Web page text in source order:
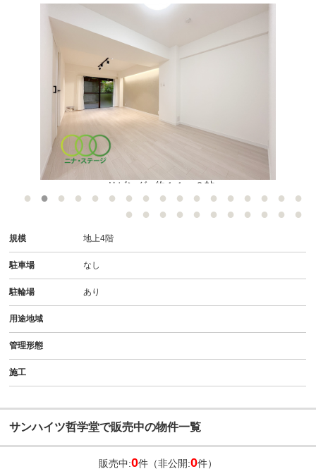
●リビング● 約１１．０帖
規模 地上4階
駐車場 なし
駐輪場 あり
用途地域
管理形態
施工
サンハイツ哲学堂で販売中の物件一覧
販売中:0件（非公開:0件）